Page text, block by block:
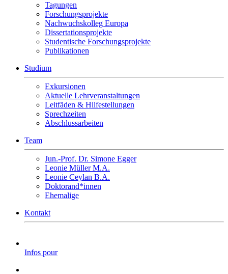
Tagungen
Forschungsprojekte
Nachwuchskolleg Europa
Dissertationsprojekte
Studentische Forschungsprojekte
Publikationen
Studium
Exkursionen
Aktuelle Lehrveranstaltungen
Leitfäden & Hilfestellungen
Sprechzeiten
Abschlussarbeiten
Team
Jun.-Prof. Dr. Simone Egger
Leonie Müller M.A.
Leonie Ceylan B.A.
Doktorand*innen
Ehemalige
Kontakt
Infos pour